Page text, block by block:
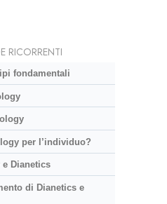
RICORRENTI
fondamentali
per l’individuo?
Dianetics
di Dianetics e